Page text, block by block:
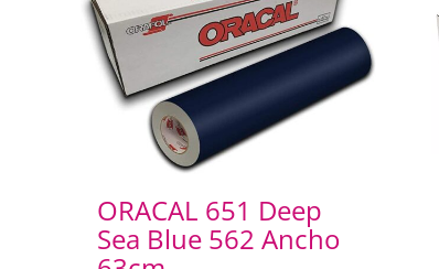
ORACAL 651 Deep
Sea Blue 562 Ancho